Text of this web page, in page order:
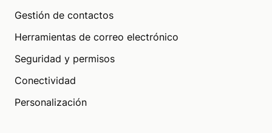
Gestión de contactos
Herramientas de correo electrónico
Seguridad y permisos
Conectividad
Personalización